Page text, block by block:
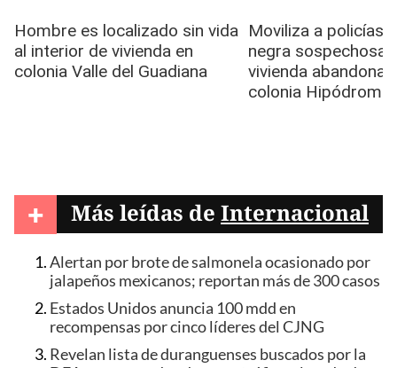
+ Más leídas de Internacional
Alertan por brote de salmonela ocasionado por
jalapeños mexicanos; reportan más de 300 casos
Estados Unidos anuncia 100 mdd en
recompensas por cinco líderes del CJNG
Revelan lista de duranguenses buscados por la